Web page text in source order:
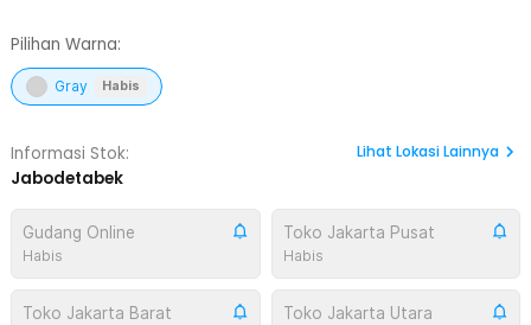
Pilihan Warna:
Gray Habis
Informasi Stok:
Jabodetabek
Lihat Lokasi Lainnya
Gudang Online
Habis
Toko Jakarta Pusat
Habis
Toko Jakarta Barat Toko Jakarta Utara